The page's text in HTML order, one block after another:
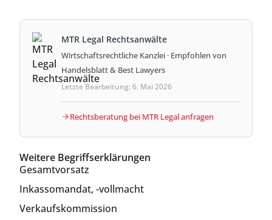
MTR Legal Rechtsanwälte
Wirtschaftsrechtliche Kanzlei · Empfohlen von
Handelsblatt & Best Lawyers
Letzte Bearbeitung: 6. Mai 2026
Rechtsberatung bei MTR Legal anfragen
Weitere Begriffserklärungen
Gesamtvorsatz
Inkassomandat, -vollmacht
Verkaufskommission